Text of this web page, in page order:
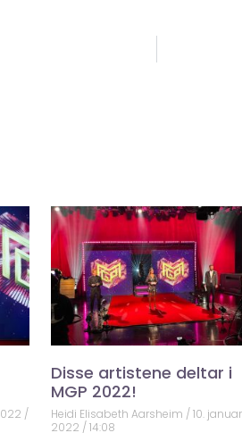
Disse artistene deltar i
MGP 2022!
Heidi Elisabeth Aarsheim 10. januar
2022 14:08